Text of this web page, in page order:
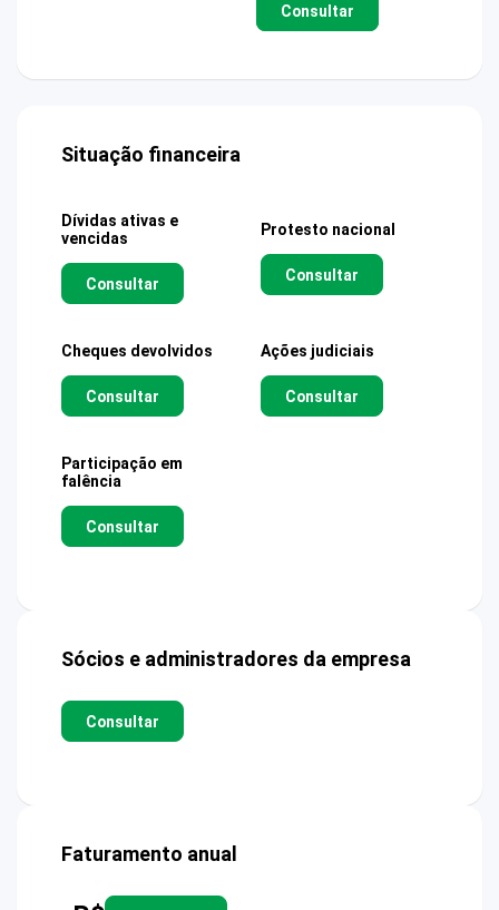
Consultar
Situação financeira
Dívidas ativas e
vencidas
Consultar
Protesto nacional
Consultar
Cheques devolvidos
Consultar
Ações judiciais
Consultar
Participação em
falência
Consultar
Sócios e administradores da empresa
Consultar
Faturamento anual